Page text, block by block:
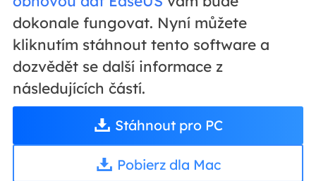
dokonale fungovat. Nyní můžete
kliknutím stáhnout tento software a
dozvědět se další informace z
následujících částí.
Stáhnout pro PC
Pobierz dla Mac